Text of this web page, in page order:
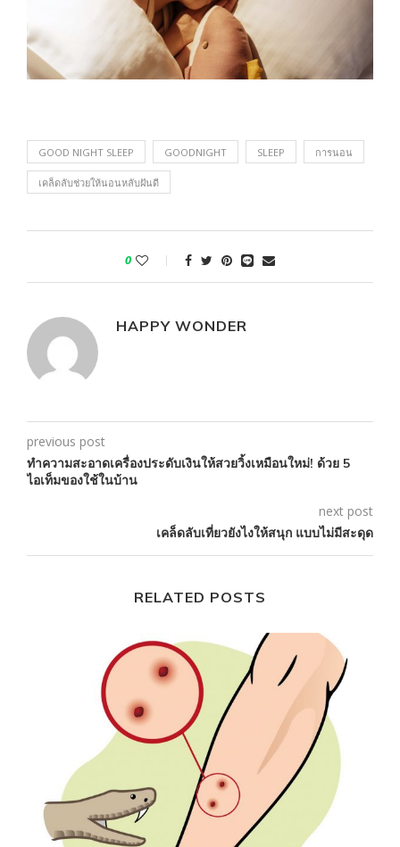
GOOD NIGHT SLEEP GOODNIGHT SLEEP การนอน
เคล็ดลับช่วยให้นอนหลับฝันดี
0
HAPPY WONDER
previous post
ทำความสะอาดเครื่องประดับเงินให้สวยวิ้งเหมือนใหม่! ด้วย 5
ไอเท็มของใช้ในบ้าน
next post
เคล็ดลับเที่ยวยังไงให้สนุก แบบไม่มีสะดุด
RELATED POSTS